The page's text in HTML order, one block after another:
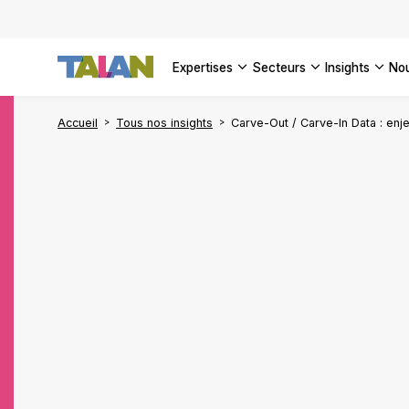
expertises secteurs insights
VOIR
VOIR
Accueil Tous nos insights Carve-Out / Carve-In Data :